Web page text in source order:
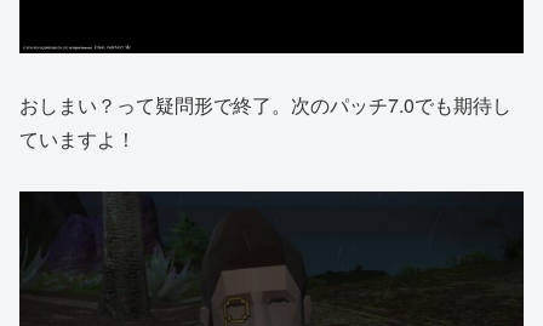
おしまい？って疑問形で終了。次のパッチ7.0でも期待し
ていますよ！